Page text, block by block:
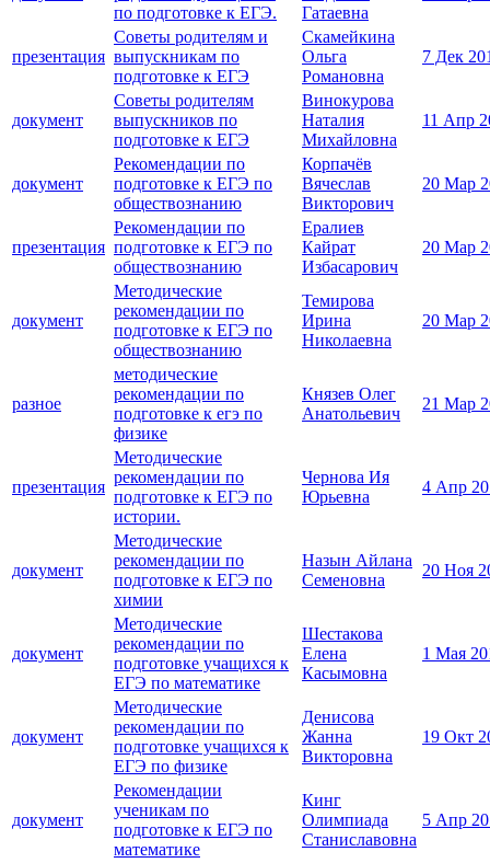
по подготовке к ЕГЭ.
Гатаевна
презентация
Советы родителям и
выпускникам по
подготовке к ЕГЭ
Скамейкина
Ольга
Романовна
7 Дек
документ
Советы родителям
выпускников по
подготовке к ЕГЭ
Винокурова
Наталия
Михайловна
11 Апр
документ
Рекомендации по
подготовке к ЕГЭ по
обществознанию
Корпачёв
Вячеслав
Викторович
20 Мар
презентация
Рекомендации по
подготовке к ЕГЭ по
обществознанию
Ералиев
Кайрат
Избасарович
20 Мар
документ
Методические
рекомендации по
подготовке к ЕГЭ по
обществознанию
Темирова
Ирина
Николаевна
20 Мар
разное
методические
рекомендации по
подготовке к егэ по
физике
Князев Олег
Анатольевич
21 Мар
презентация
Методические
рекомендации по
подготовке к ЕГЭ по
истории.
Чернова Ия
Юрьевна
4 Апр
документ
Методические
рекомендации по
подготовке к ЕГЭ по
химии
Назын Айлана
Семеновна
20 Ноя
документ
Методические
рекомендации по
подготовке учащихся к
ЕГЭ по математике
Шестакова
Елена
Касымовна
1 Мая
документ
Методические
рекомендации по
подготовке учащихся к
ЕГЭ по физике
Денисова
Жанна
Викторовна
19 Окт
документ
Рекомендации
ученикам по
подготовке к ЕГЭ по
математике
Кинг
Олимпиада
Станиславовна
5 Апр